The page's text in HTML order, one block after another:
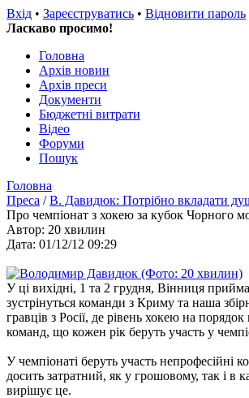
Вхід • Зареєструватись • Відновити пароль
Ласкаво просимо!
Головна
Архів новин
Архів преси
Документи
Бюджетні витрати
Відео
Форуми
Пошук
Головна
Преса /В. Давидюк: Потрібно вкладати
Про чемпіонат з хокею за кубок Чорного
Автор: 20 хвилин
Дата: 01/12/12 09:29
У ці вихідні, 1 та 2 грудня, Вінниця
зустрінуться команди з Криму та наша
гравців з Росії, де рівень хокею на
команд, що кожен рік беруть участь у
У чемпіонаті беруть участь
досить затратний, як у грошовому, так і в
вирішує це.